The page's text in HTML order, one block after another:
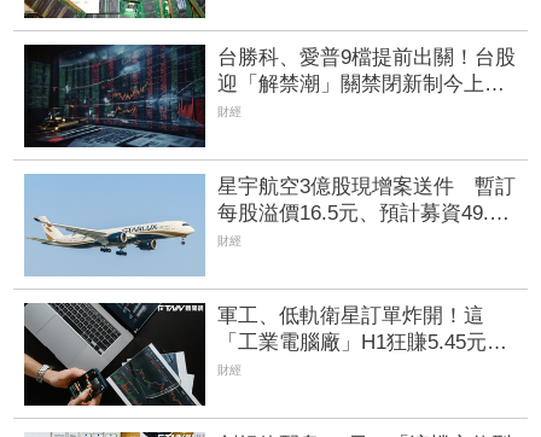
台勝科、愛普9檔提前出關！台股
迎「解禁潮」關禁閉新制今上
路 禾伸堂、蔚華科攻漲停
財經
星宇航空3億股現增案送件 暫訂
每股溢價16.5元、預計募資49.5
億元
財經
軍工、低軌衛星訂單炸開！這
「工業電腦廠」H1狂賺5.45元
「超車歷年全年」 Q2淨利暴增
財經